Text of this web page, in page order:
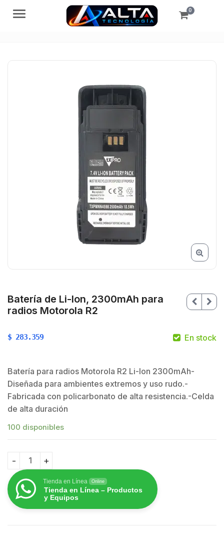
Menú 0
Batería de Li-Ion, 2300mAh para
radios Motorola R2
$
$ 283.359 En stock
Batería para radios Motorola R2 Li-Ion 2300mAh-
Diseñada para ambientes extremos y uso rudo.-
Fabricada con policarbonato de alta resistencia.-Celda
de alta duración
100 disponibles
Batería de Li-Ion, 2300mAh para radios Motorola R2
Tienda en Línea Online
Tienda en Línea – Productos
y Equipos